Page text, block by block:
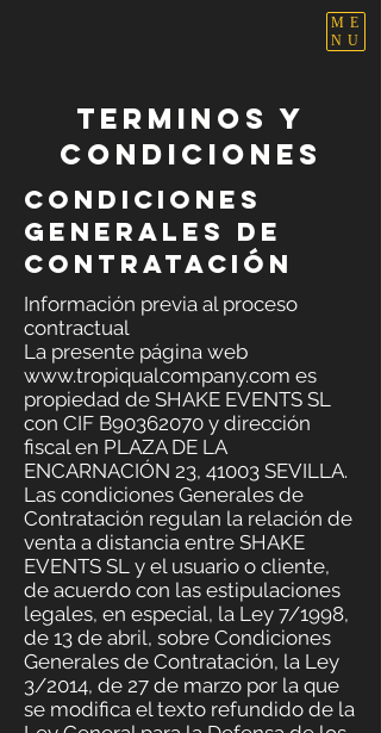
ME
NU
TERMINOS Y
CONDICIONES
CONDICIONES
GENERALES DE
CONTRATACIÓN
Información previa al proceso
contractual
La presente página web
www.tropiqualcompany.com es
propiedad de SHAKE EVENTS SL
con CIF B90362070 y dirección
fiscal en PLAZA DE LA
ENCARNACIÓN 23, 41003 SEVILLA.
Las condiciones Generales de
Contratación regulan la relación de
venta a distancia entre SHAKE
EVENTS SL y el usuario o cliente,
de acuerdo con las estipulaciones
legales, en especial, la Ley 7/1998,
de 13 de abril, sobre Condiciones
Generales de Contratación, la Ley
3/2014, de 27 de marzo por la que
se modifica el texto refundido de la